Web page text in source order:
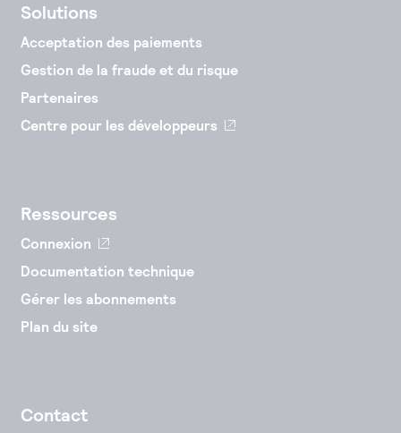
Solutions
Acceptation des paiements
Gestion de la fraude et du risque
Partenaires
Centre pour les développeurs
Ressources
Connexion
Documentation technique
Gérer les abonnements
Plan du site
Contact